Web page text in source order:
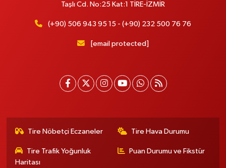
Taşlı Cd. No:25 Kat:1 TİRE-İZMİR
(+90) 506 943 95 15 - (+90) 232 500 76 76
[email protected]
Tire Nöbetçi Eczaneler Tire Hava Durumu
Tire Trafik Yoğunluk
Haritası
Puan Durumu ve Fikstür